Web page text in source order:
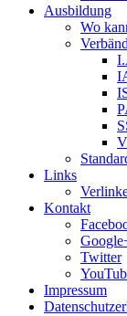
Ausbildung
Wo
Links
Kontakt
Twitter
Impressum